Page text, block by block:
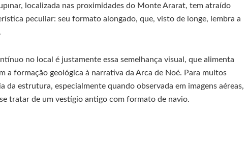
localizada nas proximidades do Monte Ararat, tem atraído
peculiar: seu formato alongado, que, visto de longe, lembra a
no local é justamente essa semelhança visual, que alimenta
a formação geológica à narrativa da Arca de Noé. Para muitos
da estrutura, especialmente quando observada em imagens aéreas,
tratar de um vestígio antigo com formato de navio.